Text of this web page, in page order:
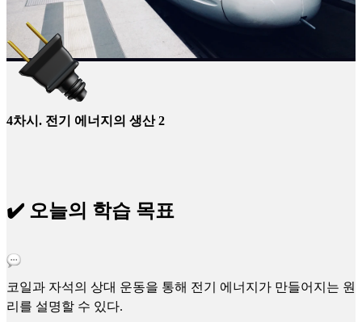
4차시. 전기 에너지의 생산 2
✔️ 오늘의 학습 목표
코일과 자석의 상대 운동을 통해 전기 에너지가 만들어지는 원
리를 설명할 수 있다.